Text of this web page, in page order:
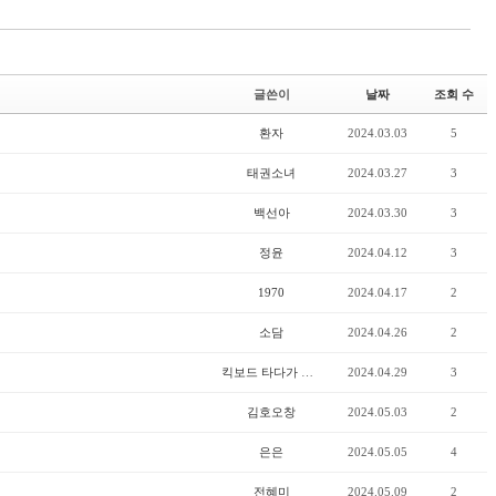
글쓴이 날짜 조회 수
환자 2024.03.03 5
태권소녀 2024.03.27 3
백선아 2024.03.30 3
정윤 2024.04.12 3
1970 2024.04.17 2
소담 2024.04.26 2
2024.04.29 3
김호오창 2024.05.03 2
은은 2024.05.05 4
전혜미 2024.05.09 2